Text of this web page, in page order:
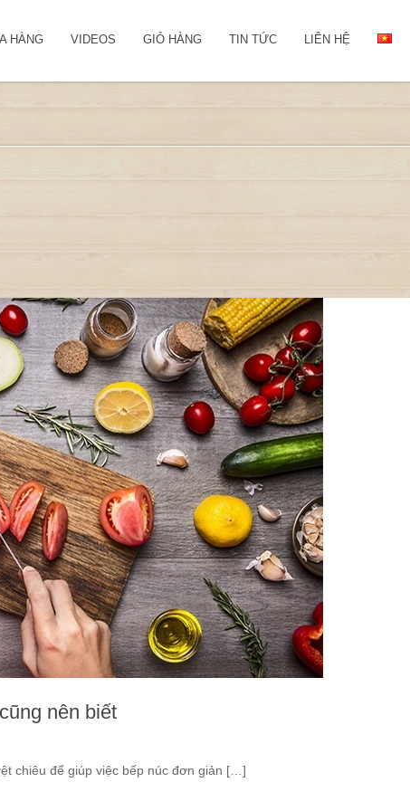
HÀNG VIDEOS GIỎ HÀNG TIN TỨC LIÊN HỆ
nên biết
chiêu để giúp việc bếp núc đơn giản […]